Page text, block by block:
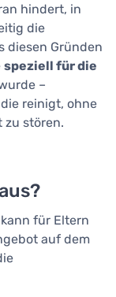
hindert, in
die
diesen Gründen
speziell für die
–
reinigt, ohne
zu stören.
für Eltern
auf dem